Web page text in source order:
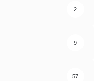
2
9
57